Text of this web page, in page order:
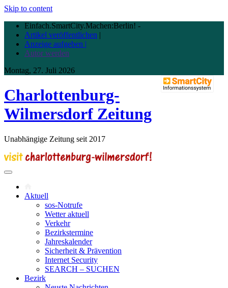
Skip to content
Einfach.SmartCity.Machen:Berlin! -
Artikel veröffentlichen |
Anzeige aufgeben |
Autor werden
Montag, 27. Juli 2026
Charlottenburg-
Wilmersdorf Zeitung
Unabhängige Zeitung seit 2017
Aktuell
sos-Notrufe
Wetter aktuell
Verkehr
Bezirkstermine
Jahreskalender
Sicherheit & Prävention
Internet Security
SEARCH – SUCHEN
Bezirk